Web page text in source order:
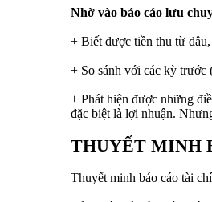
Nhờ vào báo cáo lưu
+ Biết được tiền thu từ
+ So sánh với các kỳ trước
+ Phát hiện được những
đặc biệt là lợi nhuận.
THUYẾT MINH
Thuyết minh báo cáo tài